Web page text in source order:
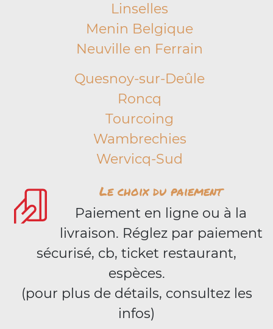
Linselles
Menin Belgique
Neuville en Ferrain
Quesnoy-sur-Deûle
Roncq
Tourcoing
Wambrechies
Wervicq-Sud
Le choix du paiement
Paiement en ligne ou à la
livraison. Réglez par paiement
sécurisé, cb, ticket restaurant,
espèces.
(pour plus de détails, consultez les
infos)